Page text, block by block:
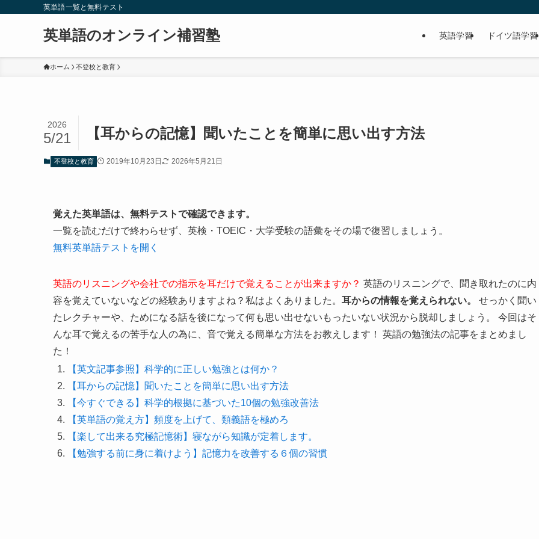
英単語一覧と無料テスト
英単語のオンライン補習塾 英語学習 ドイツ語学習
ホーム 不登校と教育
【耳からの記憶】聞いたことを簡単に思い出す方法
2026
5/21
不登校と教育 2019年10月23日 2026年5月21日
覚えた英単語は、無料テストで確認できます。
一覧を読むだけで終わらせず、英検・TOEIC・大学受験の語彙をその場で復習しましょう。
無料英単語テストを開く
英語のリスニングや会社での指示を耳だけで覚えることが出来ますか？ 英語のリスニングで、聞き取れたのに内
容を覚えていないなどの経験ありますよね？私はよくありました。 耳からの情報を覚えられない。
せっかく聞い
たレクチャーや、ためになる話を後になって何も思い出せないもったいない状況から脱却しましょう。 今回はそ
んな耳で覚えるの苦手な人の為に、音で覚える簡単な方法をお教えします！ 英語の勉強法の記事をまとめまし
た！
【英文記事参照】科学的に正しい勉強とは何か？
【耳からの記憶】聞いたことを簡単に思い出す方法
【今すぐできる】科学的根拠に基づいた10個の勉強改善法
【英単語の覚え方】頻度を上げて、類義語を極めろ
【楽して出来る究極記憶術】寝ながら知識が定着します。
【勉強する前に身に着けよう】記憶力を改善する６個の習慣